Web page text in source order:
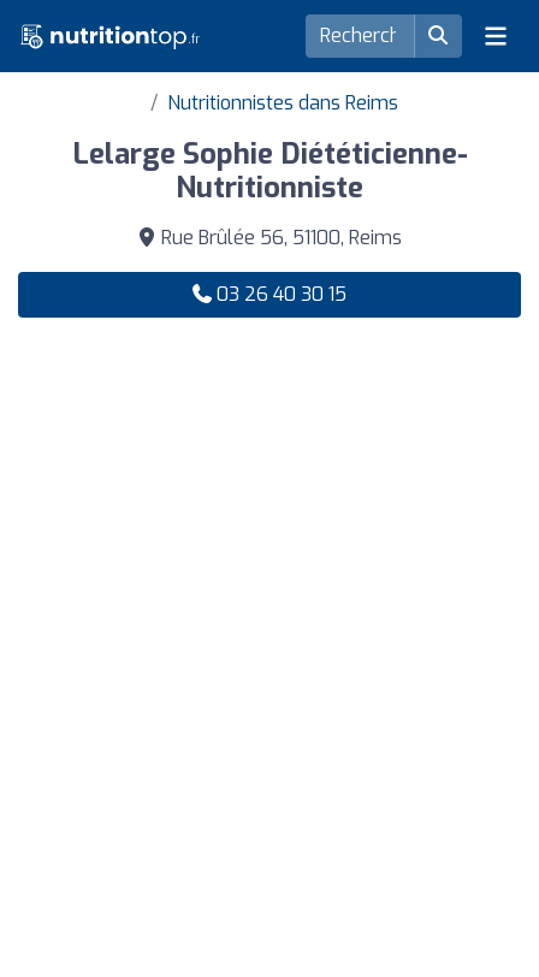
Nutritionnistes dans Reims
Lelarge Sophie Diététicienne-
Nutritionniste
Rue Brûlée 56, 51100, Reims
03 26 40 30 15